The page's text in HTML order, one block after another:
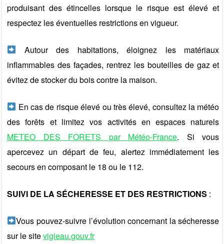
produisant des étincelles lorsque le risque est élevé et
respectez les éventuelles restrictions en vigueur.
Autour des habitations, éloignez les matériaux
inflammables des façades, rentrez les bouteilles de gaz et
évitez de stocker du bois contre la maison.
En cas de risque élevé ou très élevé, consultez la météo
des forêts et limitez vos activités en espaces naturels
METEO DES FORETS par Météo-France. Si vous
apercevez un départ de feu, alertez immédiatement les
secours en composant le 18 ou le 112.
SUIVI DE LA SÉCHERESSE ET DES RESTRICTIONS :
Vous pouvez-suivre l’évolution concernant la sécheresse
sur le sitevigieau.gouv.fr